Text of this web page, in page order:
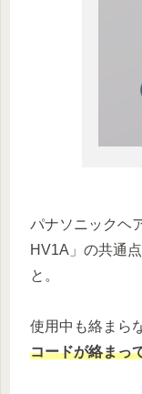
パナソニックヘ
HV1A」の共通
と。
使用中も絡まら
コードが絡まっ